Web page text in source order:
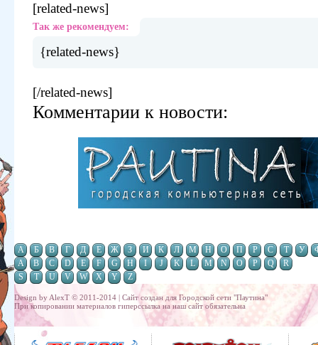
[related-news]
Так же рекомендуем:
{related-news}
[/related-news]
Комментарии к новости:
А Б В Г Д Е Ж З И К Л М Н О П Р С Т У
A
B C D E F G H I J K L M N O P Q
R
S
T U V W X Y Z
Design by AlexT © 2011-2014 | Сайт создан для Городской сети "Паутина"
При копировании материалов гиперссылка на наш сайт обязательна